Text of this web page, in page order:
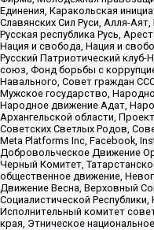
Единения, Каракольская
Славянских Сил Руси, Алля-
Русская республика Русь,
Нация и свобода, Нация и
Русский Патриотический
союз, Фонд борьбы с
Навального, Совет граждан
Мужское государство,
Народное движение Адат,
Архангельской области,
Советских Светлых Родов,
Meta Platforms Inc, Facebook,
Добровольческое Движение
Черный Комитет,
общественное движение,
Движение Весна, Верховный
Социалистической
Исполнительный комитет
края, Этническое